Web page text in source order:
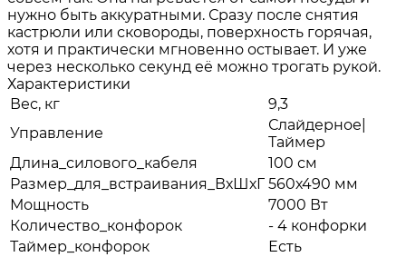
нужно быть аккуратными. Сразу после снятия
кастрюли или сковороды, поверхность горячая,
хотя и практически мгновенно остывает. И уже
через несколько секунд её можно трогать рукой.
Характеристики
Вес, кг
9,3
Управление
Слайдерное|
Таймер
Длина_силового_кабеля
100 см
Размер_для_встраивания_ВхШхГ 560х490 мм
Мощность
7000 Вт
Количество_конфорок
- 4 конфорки
Таймер_конфорок
Есть